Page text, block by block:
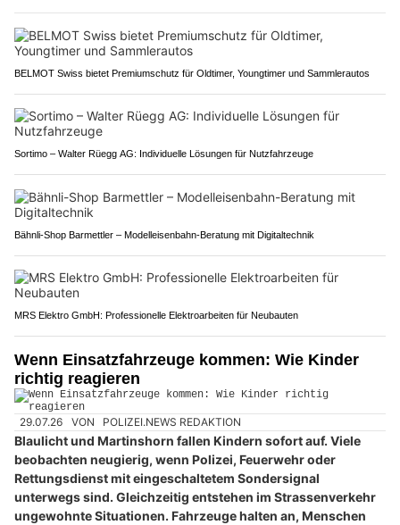
BELMOT Swiss bietet Premiumschutz für Oldtimer, Youngtimer und Sammlerautos
Sortimo – Walter Rüegg AG: Individuelle Lösungen für Nutzfahrzeuge
Bähnli-Shop Barmettler – Modelleisenbahn-Beratung mit Digitaltechnik
MRS Elektro GmbH: Professionelle Elektroarbeiten für Neubauten
Wenn Einsatzfahrzeuge kommen: Wie Kinder
richtig reagieren
29.07.26 VON POLIZEI.NEWS REDAKTION
Blaulicht und Martinshorn fallen Kindern sofort auf. Viele
beobachten neugierig, wenn Polizei, Feuerwehr oder
Rettungsdienst mit eingeschaltetem Sondersignal
unterwegs sind. Gleichzeitig entstehen im Strassenverkehr
ungewohnte Situationen. Fahrzeuge halten an, Menschen